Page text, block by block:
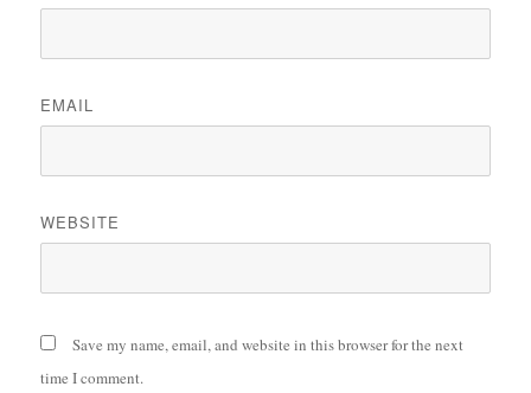
EMAIL
WEBSITE
Save my name, email, and website in this browser for the next
time I comment.